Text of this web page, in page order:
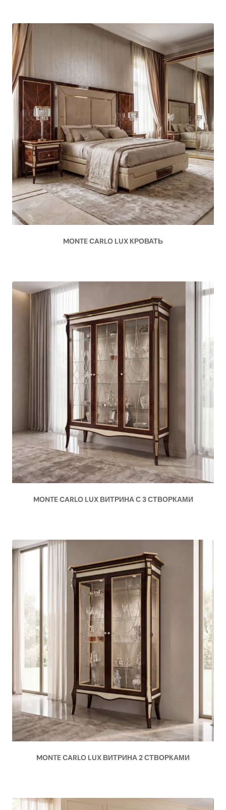
MONTE CARLO LUX КРОВАТЬ
MONTE CARLO LUX ВИТРИНА С 3 СТВОРКАМИ
MONTE CARLO LUX ВИТРИНА 2 СТВОРКАМИ